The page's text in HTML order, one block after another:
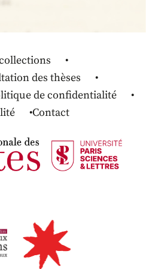
des thèses
de confidentialité
Contact